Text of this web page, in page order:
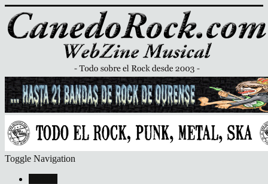
Toggle Navigation